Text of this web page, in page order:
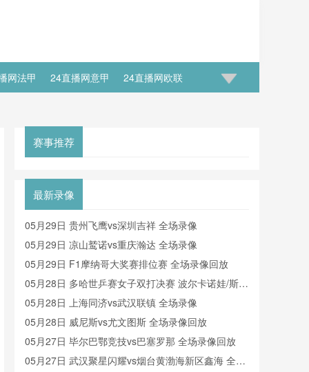
网法甲 24直播网意甲 24直播网欧联
赛事推荐
最新录像
05月29日 贵州飞鹰vs深圳吉祥 全场录像
05月29日 凉山鹫诺vs重庆瀚达 全场录像
05月29日 F1摩纳哥大奖赛排位赛 全场录像回放
05月28日 多哈世乒赛女子双打决赛 波尔卡诺娃/斯佐
科斯vs王曼昱/蒯曼 全场录像回放
05月28日 上海同济vs武汉联镇 全场录像
05月28日 威尼斯vs尤文图斯 全场录像回放
05月27日 毕尔巴鄂竞技vs巴塞罗那 全场录像回放
05月27日 武汉聚星闪耀vs烟台黄渤海新区鑫海 全场